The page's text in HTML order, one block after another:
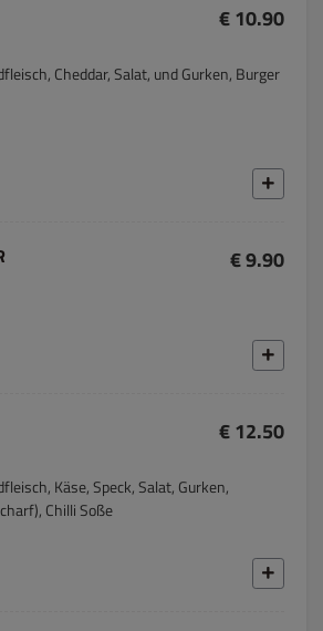
€ 10.90
Cheddar, Salat, und Gurken, Burger
€ 9.90
€ 12.50
Käse, Speck, Salat, Gurken,
Chilli Soße